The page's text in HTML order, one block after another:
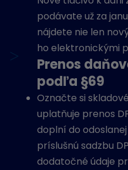
podávate už za
nájdete nie len
ho elektronickými
Prenos
podľa §69
Označte si
uplatňuje prenos
doplní do
príslušnú sadzbu
dodatočné údaje